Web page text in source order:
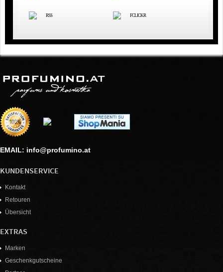
RSS FCLICKR
EMAIL: info@profumino.at
KUNDENSERVICE
Kontakt
Retouren
Übersicht
EXTRAS
Marken
Geschenkgutscheine